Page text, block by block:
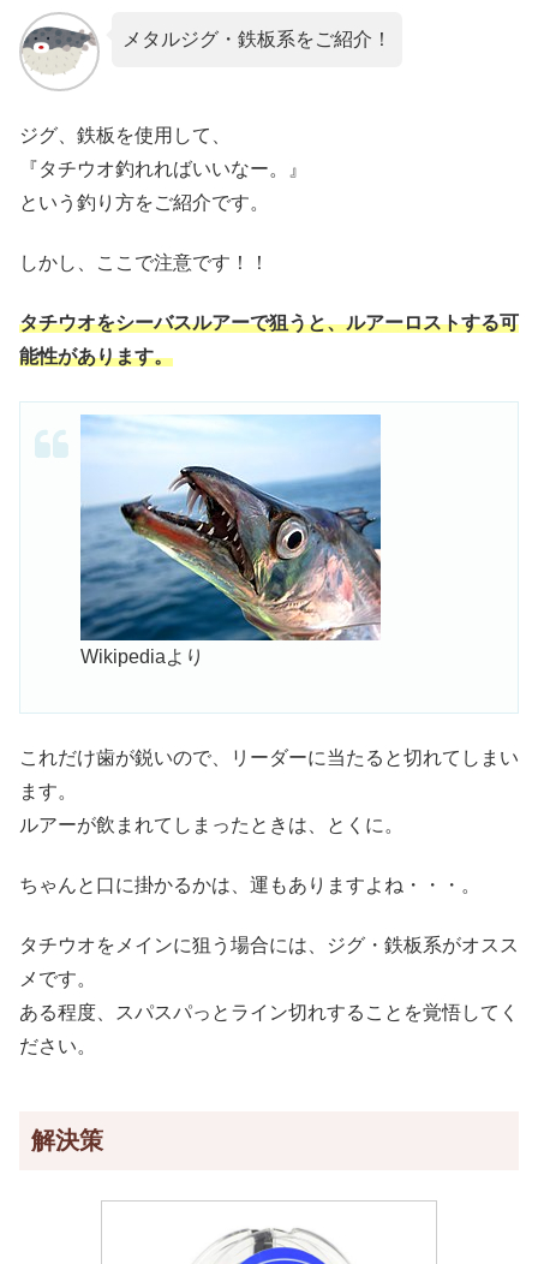
メタルジグ・鉄板系をご紹介！
ジグ、鉄板を使用して、
『タチウオ釣れればいいなー。』
という釣り方をご紹介です。
しかし、ここで注意です！！
タチウオをシーバスルアーで狙うと、ルアーロストする可
能性があります。
Wikipediaより
これだけ歯が鋭いので、リーダーに当たると切れてしまい
ます。
ルアーが飲まれてしまったときは、とくに。
ちゃんと口に掛かるかは、運もありますよね・・・。
タチウオをメインに狙う場合には、ジグ・鉄板系がオスス
メです。
ある程度、スパスパっとライン切れすることを覚悟してく
ださい。
解決策